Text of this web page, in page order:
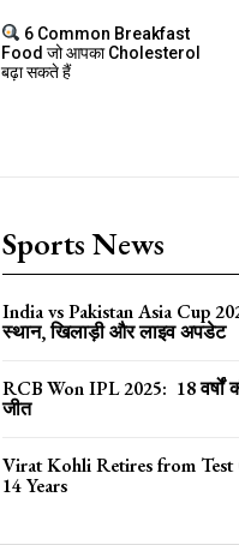
6 Common Breakfast
Food जो आपका Cholesterol
बढ़ा सकते हैं
Sports News
India vs Pakistan Asia Cup
स्थान, खिलाड़ी और लाइव अपडेट
RCB Won IPL 2025: 18 वर्षों
जीत
Virat Kohli Retires from
14 Years